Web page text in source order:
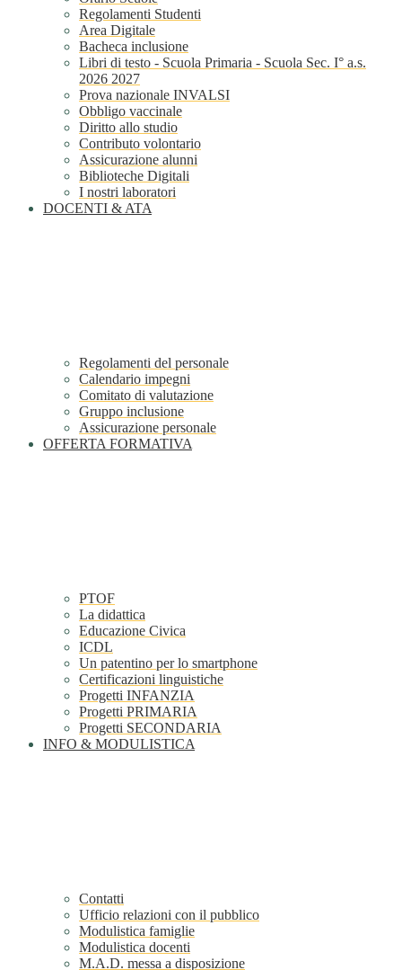
Regolamenti Studenti
Area Digitale
Bacheca inclusione
Libri di testo - Scuola Primaria - Scuola Sec. I° a.s.
2026 2027
Prova nazionale INVALSI
Obbligo vaccinale
Diritto allo studio
Contributo volontario
Assicurazione alunni
Biblioteche Digitali
I nostri laboratori
DOCENTI & ATA
Regolamenti del personale
Calendario impegni
Comitato di valutazione
Gruppo inclusione
Assicurazione personale
OFFERTA FORMATIVA
PTOF
La didattica
Educazione Civica
ICDL
Un patentino per lo smartphone
Certificazioni linguistiche
Progetti INFANZIA
Progetti PRIMARIA
Progetti SECONDARIA
INFO & MODULISTICA
Contatti
Ufficio relazioni con il pubblico
Modulistica famiglie
Modulistica docenti
M.A.D. messa a disposizione